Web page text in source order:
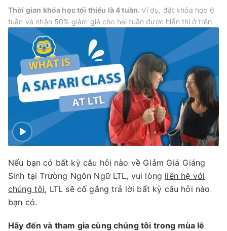
Thời gian khóa học tối thiểu là 4 tuần.Ví dụ, đặt khóa học 6
tuần và nhận 50% giảm giá cho hai tuần được hiển thị ở trên.
Nếu bạn có bất kỳ câu hỏi nào về Giảm Giá Giáng
Sinh tại Trường Ngôn Ngữ LTL, vui lòng liên hệ với
chúng tôi, LTL sẽ cố gắng trả lời bất kỳ câu hỏi nào
bạn có.
Hãy đến và tham gia cùng chúng tôi trong mùa lễ